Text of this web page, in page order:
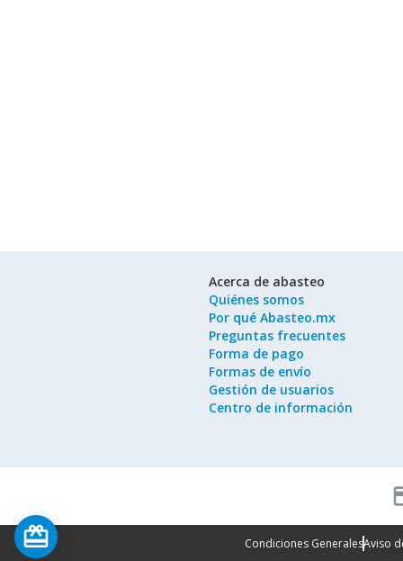
Acerca de abasteo
Quiénes somos
Por qué Abasteo.mx
Preguntas frecuentes
Forma de pago
Formas de envío
Gestión de usuarios
Centro de información
Condiciones GeneralesAviso
card_giftcard